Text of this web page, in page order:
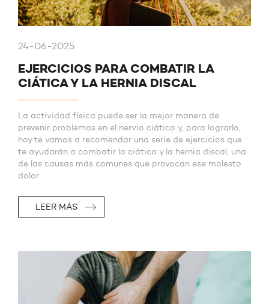
24-06-2025
EJERCICIOS PARA COMBATIR LA
CIÁTICA Y LA HERNIA DISCAL
La actividad física puede ser la mejor manera de
prevenir problemas en el nervio ciático y, para lograrlo,
hoy te vamos a recomendar una serie de ejercicios que
te ayudarán a combatir la ciática y la hernia discal, una
de las causas más comunes que provocan ese molesto
dolor.
LEER MÁS